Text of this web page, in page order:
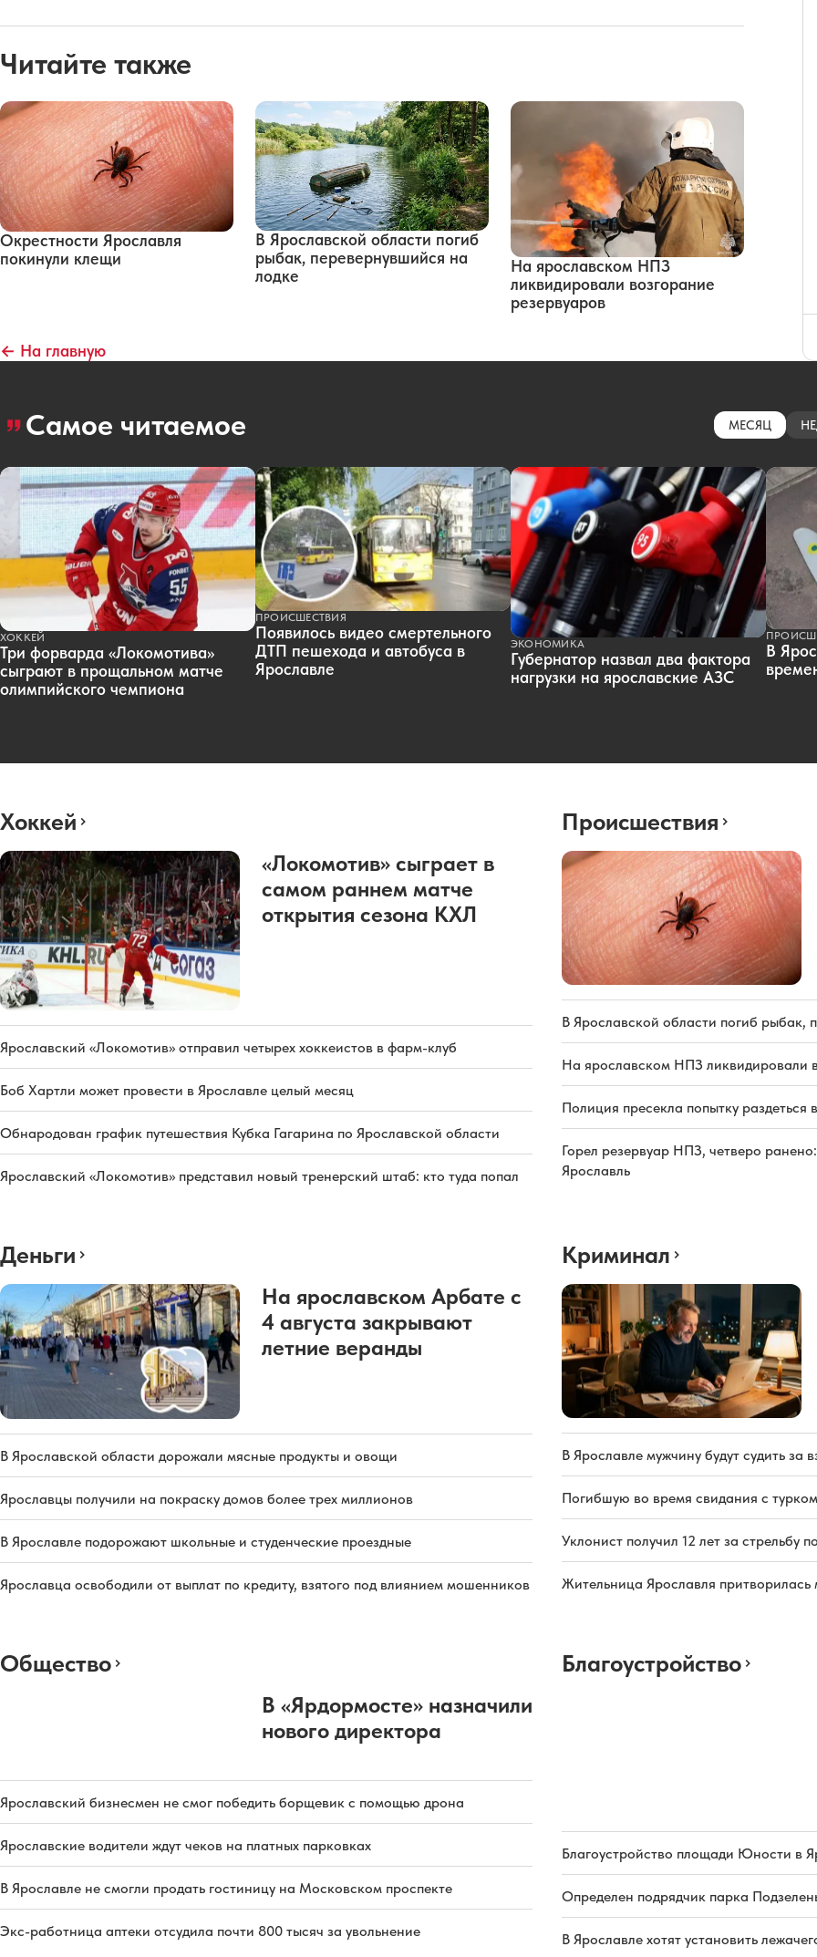
Читайте также
Окрестности Ярославля
покинули клещи
В Ярославской области погиб
рыбак, перевернувшийся на
лодке
На ярославском НПЗ
ликвидировали возгорание
резервуаров
← На главную
Самое читаемое МЕСЯЦ
ХОККЕЙ
Три форварда «Локомотива»
сыграют в прощальном матче
олимпийского чемпиона
ПРОИСШЕСТВИЯ
Появилось видео смертельного
ДТП пешехода и автобуса в
Ярославле
ЭКОНОМИКА
Губернатор назвал два фактора
нагрузки на ярославские АЗС
В
Хоккей
«Локомотив» сыграет в
самом раннем матче
открытия сезона КХЛ
Ярославский «Локомотив» отправил четырех хоккеистов в фарм-клуб
Боб Хартли может провести в Ярославле целый месяц
Обнародован график путешествия Кубка Гагарина по Ярославской области
Ярославский «Локомотив» представил новый тренерский штаб: кто туда попал
Происшествия
В Ярославской области погиб рыбак,
На ярославском НПЗ ликвидировали
Полиция пресекла попытку раздеться
Горел резервуар НПЗ, четверо
Ярославль
Деньги
На ярославском Арбате с
4 августа закрывают
летние веранды
В Ярославской области дорожали мясные продукты и овощи
Ярославцы получили на покраску домов более трех миллионов
В Ярославле подорожают школьные и студенческие проездные
Ярославца освободили от выплат по кредиту, взятого под влиянием мошенников
Криминал
В Ярославле мужчину будут судить за
Погибшую во время свидания с
Уклонист получил 12 лет за стрельбу
Жительница Ярославля
Общество
В «Ярдормосте» назначили
нового директора
Ярославский бизнесмен не смог победить борщевик с помощью дрона
Ярославские водители ждут чеков на платных парковках
В Ярославле не смогли продать гостиницу на Московском проспекте
Экс-работница аптеки отсудила почти 800 тысяч за увольнение
Благоустройство
Благоустройство площади Юности в
Определен подрядчик парка
В Ярославле хотят установить